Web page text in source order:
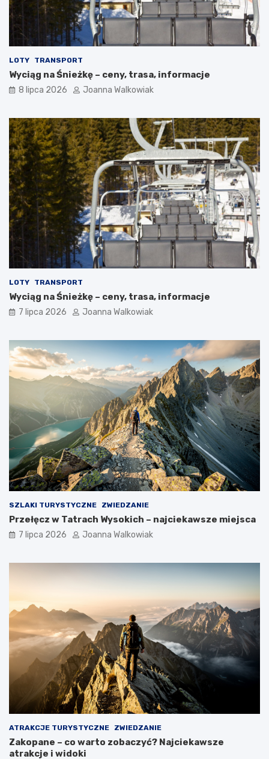
LOTY TRANSPORT
Wyciąg na Śnieżkę – ceny, trasa, informacje
8 lipca 2026 Joanna Walkowiak
LOTY TRANSPORT
Wyciąg na Śnieżkę – ceny, trasa, informacje
7 lipca 2026 Joanna Walkowiak
SZLAKI TURYSTYCZNE ZWIEDZANIE
Przełęcz w Tatrach Wysokich – najciekawsze miejsca
7 lipca 2026 Joanna Walkowiak
ATRAKCJE TURYSTYCZNE ZWIEDZANIE
Zakopane – co warto zobaczyć? Najciekawsze
atrakcje i widoki